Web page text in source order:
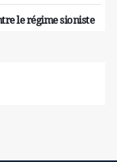
le régime sioniste